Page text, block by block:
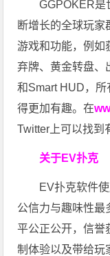
GGPOKER是
断增长的全球玩家
游戏和功能，例如
弃牌、黄金转盘、
和Smart HUD，
得更加有趣。在
Twitter上可以找到
关于EV扑克
EV扑克软件
公信力与趣味性最
平公正公开，信誉
制体验以及带给玩